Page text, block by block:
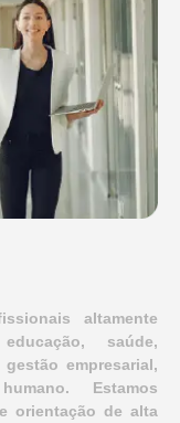
altamente
saúde,
empresarial,
Estamos
orientação de alta